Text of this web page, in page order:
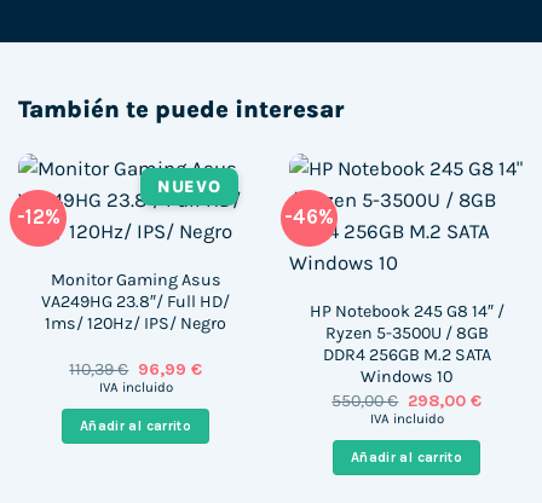
También te puede interesar
-12%
NUEVO
Monitor Gaming Asus
VA249HG 23.8″/ Full HD/
1ms/ 120Hz/ IPS/ Negro
110,39€ El
precio
era:
110,39 €.
96,99 €El
es:
96,99 €.
IVA incluido
Añadir al carrito
-46%
HP Notebook 245 G8 14″ /
Ryzen 5-3500U / 8GB
DDR4 256GB M.2 SATA
Windows 10
550,00€ El
precio
era:
550,00 €.
298,00 €El
es:
298,00
IVA incluido
Añadir al carrito